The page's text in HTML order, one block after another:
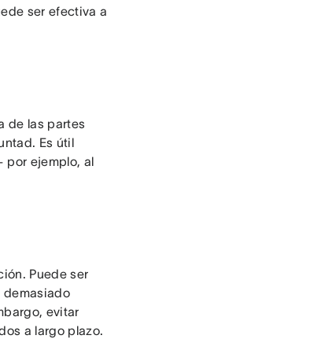
ser efectiva a
de las partes
Es útil
por ejemplo, al
Puede ser
demasiado
evitar
a largo plazo.